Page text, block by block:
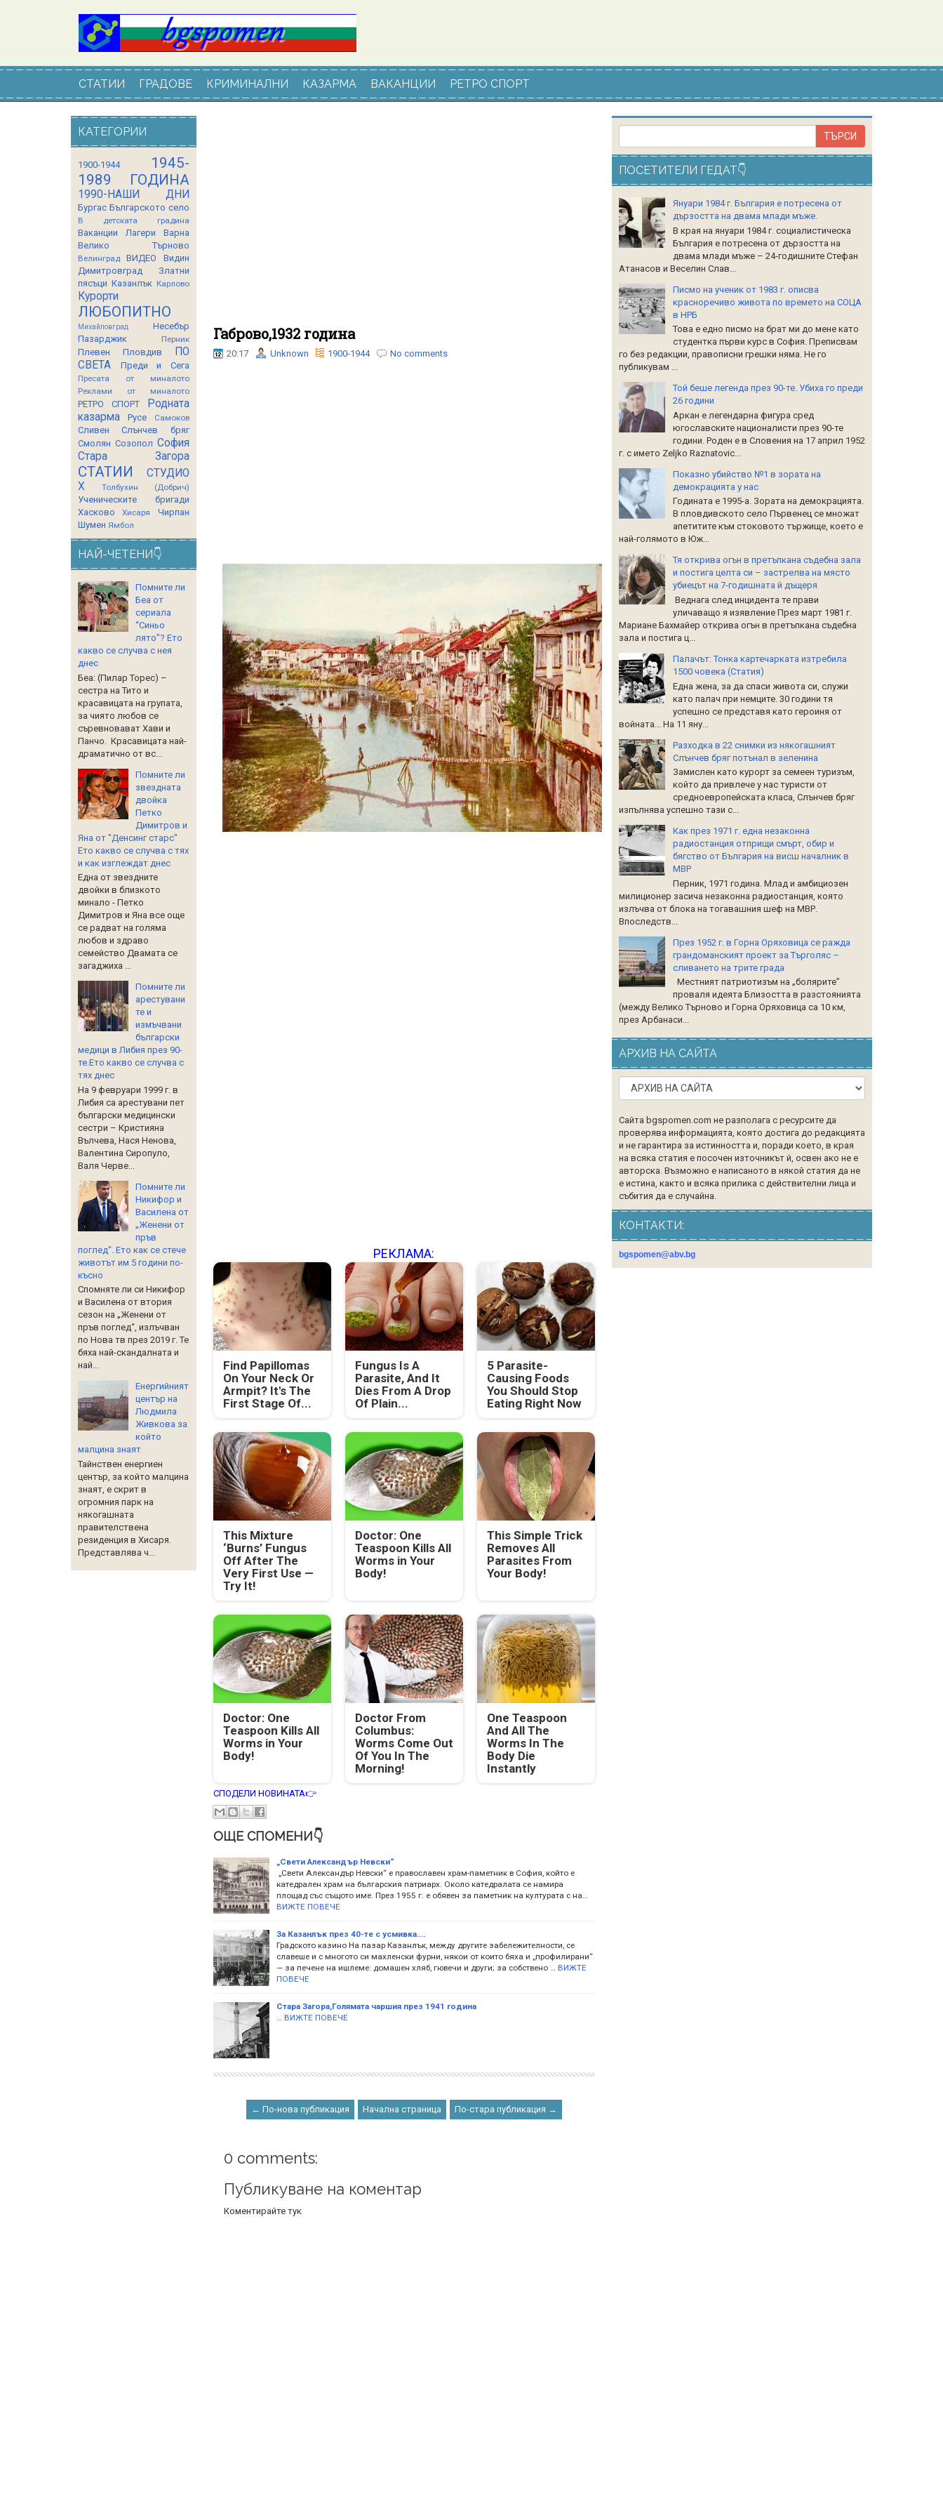
СТАТИИ ГРАДОВЕ КРИМИНАЛНИ КАЗАРМА ВАКАНЦИИ РЕТРО СПОРТ
Габрово,1932 година
20:17 Unknown 1900-1944 No comments
РЕКЛАМА:
Find Papillomas
On Your Neck Or
Armpit? It's The
First Stage Of...
Fungus Is A
Parasite, And It
Dies From A Drop
Of Plain...
5 Parasite-
Causing Foods
You Should Stop
Eating Right Now
This Mixture
‘Burns’ Fungus
Off After The
Very First Use —
Try It!
Doctor: One
Teaspoon Kills All
Worms in Your
Body!
This Simple Trick
Removes All
Parasites From
Your Body!
Doctor: One
Teaspoon Kills All
Worms in Your
Body!
Doctor From
Columbus:
Worms Come Out
Of You In The
Morning!
One Teaspoon
And All The
Worms In The
Body Die
Instantly
СПОДЕЛИ НОВИНАТА👉
ОЩЕ СПОМЕНИ👇
„Свети Александър Невски“
„Свети Александър Невски“ е православен храм-паметник в София, който e
катедрален храм на българския патриарх. Около катедралата се намира
площад със същото име. През 1955 г. е обявен за паметник на културата с на…
ВИЖТЕ ПОВЕЧЕ
За Казанлък през 40-те с усмивка....
Градското казино На пазар Казанлък, между другите забележителности, се
славеше и с многото си махленски фурни, някои от които бяха и „профилирани“
— за печене на ишлеме: домашен хляб, гювечи и други; за собствено … ВИЖТЕ
ПОВЕЧЕ
Стара Загора,Голямата чаршия през 1941 година
… ВИЖТЕ ПОВЕЧЕ
← По-нова публикация Начална страница По-стара публикация →
0 comments:
Публикуване на коментар
Коментирайте тук
КАТЕГОРИИ
1900-1944
1945-
1989 ГОДИНА
1990-НАШИ ДНИ
Бургас Българското село
В детската градина
Ваканции Лагери
Варна
Велико Търново
Велинград ВИДЕО
Видин
Димитровград
Златни
пясъци Казанлък Карлово
Курорти
ЛЮБОПИТНО
Михайловград
Несебър
Пазарджик
Перник
Плевен Пловдив
ПО
СВЕТА
Преди и Сега
Пресата от миналото
Реклами от миналото
РЕТРО СПОРТ
Родната
казарма
Русе Самоков
Сливен
Слънчев бряг
Смолян Созопол София
Стара Загора
СТАТИИ
СТУДИО
Х
Толбухин (Добрич)
Ученическите бригади
Хасково
Хисаря
Чирпан
Шумен Ямбол
НАЙ-ЧЕТЕНИ👇
Помните ли
Беа от
сериала
“Синьо
лято”? Ето
какво се случва с нея
днес
Беа: (Пилар Торес) –
сестра на Тито и
красавицата на групата,
за чиято любов се
съревновават Хави и
Панчо. Красавицата най-
драматично от вс...
Помните ли
звездната
двойка
Петко
Димитров и
Яна от "Денсинг старс"
Ето какво се случва с тях
и как изглеждат днес
Една от звездните
двойки в близкото
минало - Петко
Димитров и Яна все още
се радват на голяма
любов и здраво
семейство Двамата се
загаджиха ...
Помните ли
арестувани
те и
измъчвани
български
медици в Либия през 90-
те.Ето какво се случва с
тях днес
На 9 февруари 1999 г. в
Либия са арестувани пет
български медицински
сестри – Кристияна
Вълчева, Нася Ненова,
Валентина Сиропуло,
Валя Черве...
Помните ли
Никифор и
Василена от
„Женени от
пръв
поглед“. Ето как се стече
животът им 5 години по-
късно
Спомняте ли си Никифор
и Василена от втория
сезон на „Женени от
пръв поглед“, излъчван
по Нова тв през 2019 г. Те
бяха най-скандалната и
най...
Енергийният
център на
Людмила
Живкова за
който
малцина знаят
Тайнствен енергиен
център, за който малцина
знаят, е скрит в
огромния парк на
някогашната
правителствена
резиденция в Хисаря.
Представлява ч...
ПОСЕТИТЕЛИ ГЕДАТ👇
Януари 1984 г. България е потресена от
дързостта на двама млади мъже.
В края на януари 1984 г. социалистическа
България е потресена от дързостта на
двама млади мъже – 24-годишните Стефан
Атанасов и Веселин Слав...
Писмо на ученик от 1983 г. описва
красноречиво живота по времето на СОЦА
в НРБ
Това е едно писмо на брат ми до мене като
студентка първи курс в София. Преписвам
го без редакции, правописни грешки няма. Не го
публикувам ...
Той беше легенда през 90-те. Убиха го преди
26 години
Аркан е легендарна фигура сред
югославските националисти през 90-те
години. Роден е в Словения на 17 април 1952
г. с името Zeljko Raznatoviс...
Показно убийство №1 в зората на
демокрацията у нас
Годината е 1995-а. Зората на демокрацията.
В пловдивското село Първенец се множат
апетитите към стоковото тържище, което е
най-голямото в Юж...
Тя открива огън в претъпкана съдебна зала
и постига целта си – застрелва на място
убиецът на 7-годишната й дъщеря
Веднага след инцидента те прави
уличаващо я изявление През март 1981 г.
Мариане Бахмайер открива огън в претъпкана съдебна
зала и постига ц...
Палачът: Тонка картечарката изтребила
1500 човека (Статия)
Една жена, за да спаси живота си, служи
като палач при немците. 30 години тя
успешно се представя като героиня от
войната... На 11 яну...
Разходка в 22 снимки из някогашният
Слънчев бряг потънал в зеленина
Замислен като курорт за семеен туризъм,
който да привлече у нас туристи от
средноевропейската класа, Слънчев бряг
изпълнява успешно тази с...
Как през 1971 г. една незаконна
радиостанция отприщи смърт, обир и
бягство от България на висш началник в
МВР
Перник, 1971 година. Млад и амбициозен
милиционер засича незаконна радиостанция, която
излъчва от блока на тогавашния шеф на МВР.
Впоследств...
През 1952 г. в Горна Оряховица се ражда
грандоманският проект за Търголяс –
сливането на трите града
Местният патриотизъм на „болярите”
проваля идеята Близостта в разстоянията
(между Велико Търново и Горна Оряховица са 10 км,
през Арбанаси...
АРХИВ НА САЙТА
Сайта bgspomen.com не разполага с ресурсите да
проверява информацията, която достига до редакцията
и не гарантира за истинността и, поради което, в края
на всяка статия е посочен източникът й, освен ако не е
авторска. Възможно е написаното в някой статия да не
е истина, както и всяка прилика с действителни лица и
събития да е случайна.
КОНТАКТИ:
bgspomen@abv.bg